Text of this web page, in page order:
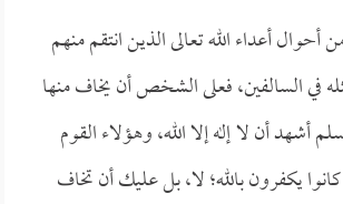
أعداء الله تعالى الذين انتقم منهم
في السالفين، فعلى الشخص أن يخاف منها
أشهد أن لا إله إلا الله، وهؤلاء القوم
يكفرون بالله؛ لا، بل عليك أن تخاف